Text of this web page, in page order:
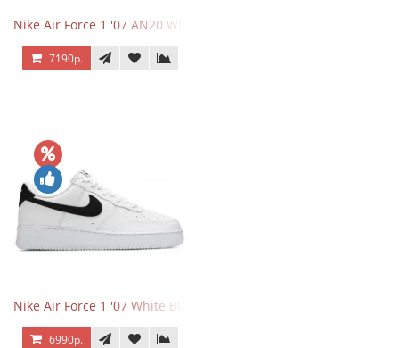
Nike Air Force 1 '07 AN20 White Black
7190р.
Nike Air Force 1 '07 White Black
6990р.